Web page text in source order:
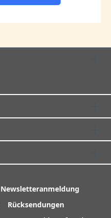
Newsletteranmeldung
Rücksendungen